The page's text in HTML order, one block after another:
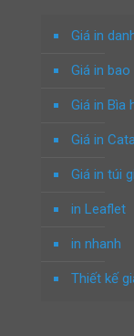
Giá in
Giá in
Giá in Bìa
Giá in
Giá in túi
in Leaflet
in nhanh
Thiết kế